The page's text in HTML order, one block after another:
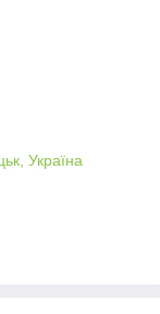
Україна